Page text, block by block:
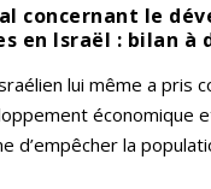
concernant le
en Israël : bilan à
lui même a pris
économique
d’empêcher la